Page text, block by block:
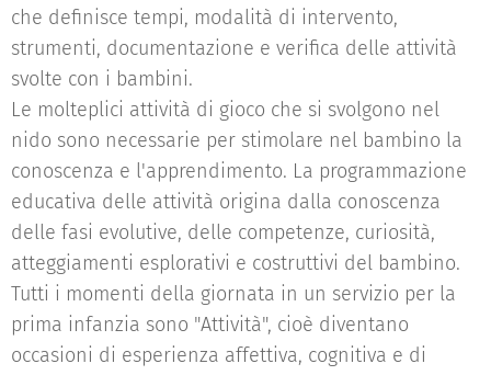
che definisce tempi, modalità di intervento,
strumenti, documentazione e verifica delle attività
svolte con i bambini.
Le molteplici attività di gioco che si svolgono nel
nido sono necessarie per stimolare nel bambino la
conoscenza e l'apprendimento. La programmazione
educativa delle attività origina dalla conoscenza
delle fasi evolutive, delle competenze, curiosità,
atteggiamenti esplorativi e costruttivi del bambino.
Tutti i momenti della giornata in un servizio per la
prima infanzia sono "Attività", cioè diventano
occasioni di esperienza affettiva, cognitiva e di